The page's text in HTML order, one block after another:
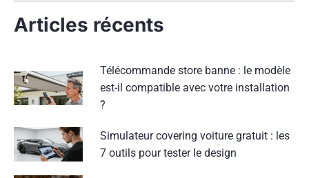
Articles récents
Télécommande store banne : le modèle
est-il compatible avec votre installation
?
Simulateur covering voiture gratuit : les
7 outils pour tester le design